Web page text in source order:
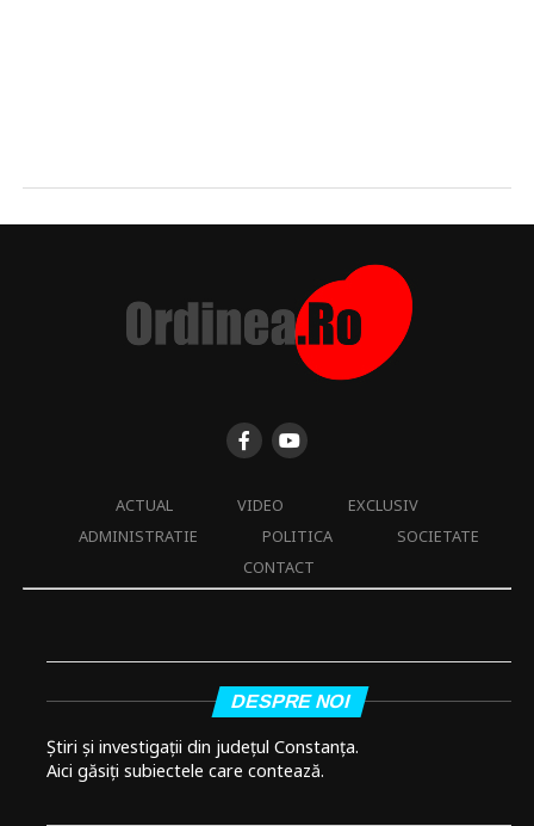
ACTUAL VIDEO
EXCLUSIV
ADMINISTRATIE
POLITICA
SOCIETATE
CONTACT
DESPRE NOI
Știri și investigații din județul Constanța.
Aici găsiți subiectele care contează.